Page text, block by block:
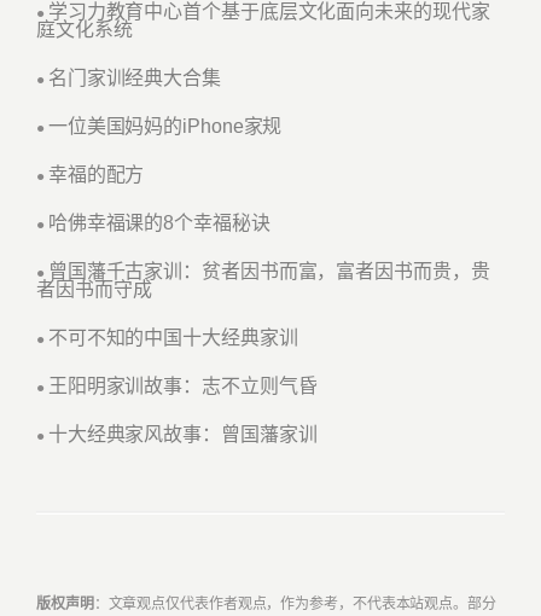
● 学习力教育中心首个基于底层文化面向未来的现代家
庭文化系统
● 名门家训经典大合集
● 一位美国妈妈的iPhone家规
● 幸福的配方
● 哈佛幸福课的8个幸福秘诀
● 曾国藩千古家训：贫者因书而富，富者因书而贵，贵
者因书而守成
● 不可不知的中国十大经典家训
● 王阳明家训故事：志不立则气昏
● 十大经典家风故事：曾国藩家训
版权声明 ：文章观点仅代表作者观点，作为参考，不代表本站观点。部分